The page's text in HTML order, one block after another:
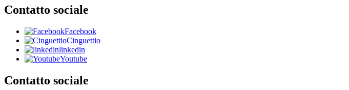
Contatto sociale
Facebook
Cinguettio
linkedin
Youtube
Contatto sociale